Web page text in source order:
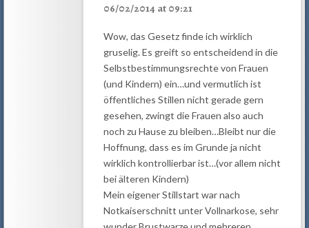
06/02/2014 at 09:21
Wow, das Gesetz finde ich wirklich
gruselig. Es greift so entscheidend in die
Selbstbestimmungsrechte von Frauen
(und Kindern) ein…und vermutlich ist
öffentliches Stillen nicht gerade gern
gesehen, zwingt die Frauen also auch
noch zu Hause zu bleiben…Bleibt nur die
Hoffnung, dass es im Grunde ja nicht
wirklich kontrollierbar ist…(vor allem nicht
bei älteren Kindern)
Mein eigener Stillstart war nach
Notkaiserschnitt unter Vollnarkose, sehr